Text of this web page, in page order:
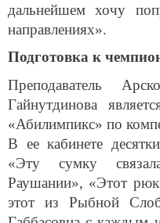
дальнейшем хочу
направлениях».
Подготовка к
Преподаватель
Гайнутдинова
«Абилимпикс» по
В ее кабинете
«Эту сумку
Раушании», «Этот
этот из Рыбной